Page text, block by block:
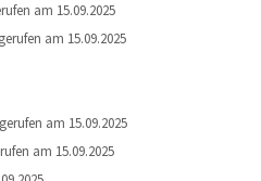
am 15.09.2025
am 15.09.2025
am 15.09.2025
am 15.09.2025